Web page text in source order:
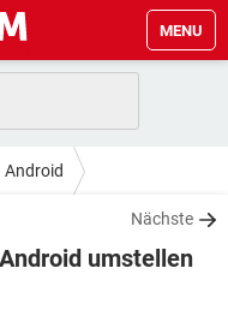
MENU
Android
Nächste
umstellen